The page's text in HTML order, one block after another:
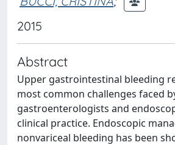
2015
Abstract
Upper gastrointestinal bleeding
most common challenges faced
gastroenterologists and
clinical practice. Endoscopic
nonvariceal bleeding has been